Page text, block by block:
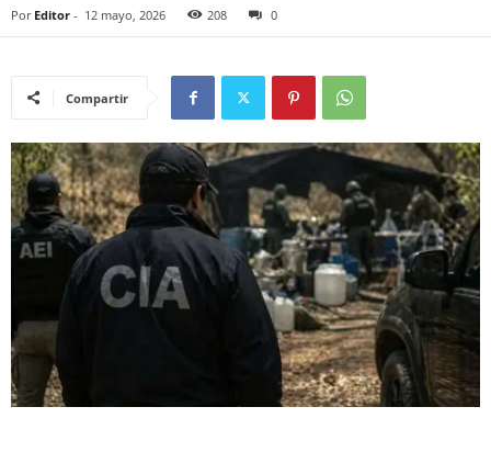
Por Editor - 12 mayo, 2026 208 0
Compartir